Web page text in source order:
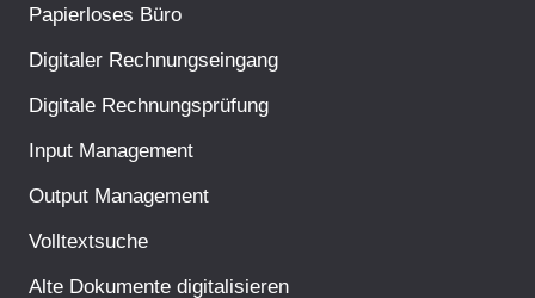
Papierloses Büro
Digitaler Rechnungseingang
Digitale Rechnungsprüfung
Input Management
Output Management
Volltextsuche
Alte Dokumente digitalisieren